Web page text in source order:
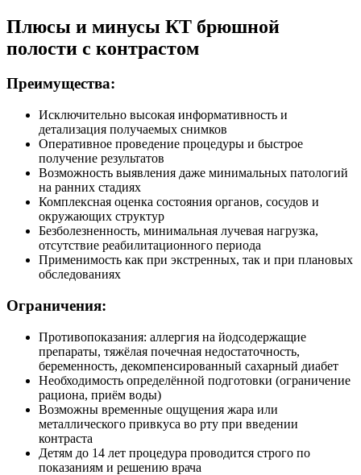
Плюсы и минусы КТ брюшной
полости с контрастом
Преимущества:
Исключительно высокая информативность и
детализация получаемых снимков
Оперативное проведение процедуры и быстрое
получение результатов
Возможность выявления даже минимальных патологий
на ранних стадиях
Комплексная оценка состояния органов, сосудов и
окружающих структур
Безболезненность, минимальная лучевая нагрузка,
отсутствие реабилитационного периода
Применимость как при экстренных, так и при плановых
обследованиях
Ограничения:
Противопоказания: аллергия на йодсодержащие
препараты, тяжёлая почечная недостаточность,
беременность, декомпенсированный сахарный диабет
Необходимость определённой подготовки (ограничение
рациона, приём воды)
Возможны временные ощущения жара или
металлического привкуса во рту при введении
контраста
Детям до 14 лет процедура проводится строго по
показаниям и решению врача